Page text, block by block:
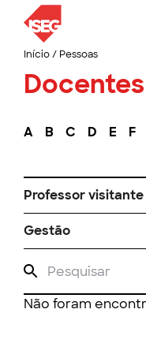
Início/ Pessoas
Docentes
A B C D E F
Professor visitante
Gestão
Não foram